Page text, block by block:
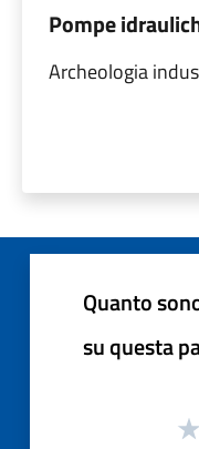
Pompe
Archeologia
Quanto
su questa